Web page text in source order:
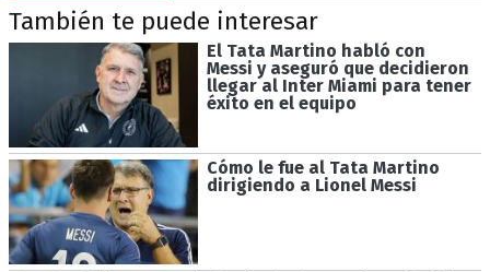
También te puede interesar
El Tata Martino habló con
Messi y aseguró que decidieron
llegar al Inter Miami para tener
éxito en el equipo
Cómo le fue al Tata Martino
dirigiendo a Lionel Messi